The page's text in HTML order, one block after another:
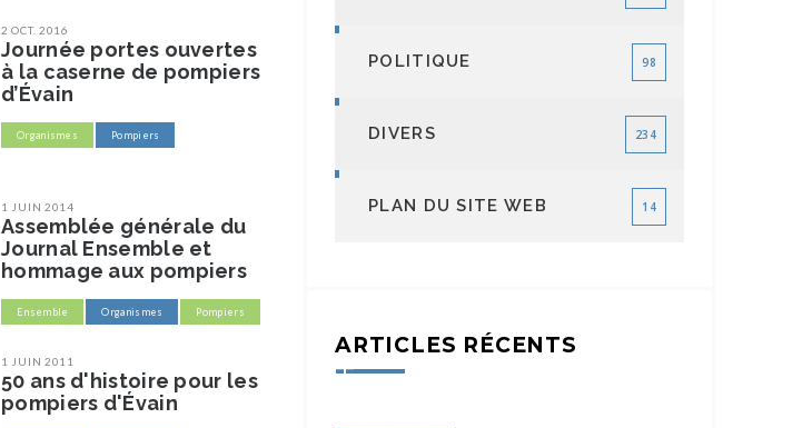
2 OCT. 2016
Journée portes ouvertes
à la caserne de pompiers
d’Évain
Organismes Pompiers
1 JUIN 2014
Assemblée générale du
Journal Ensemble et
hommage aux pompiers
Ensemble Organismes Pompiers
1 JUIN 2011
50 ans d'histoire pour les
pompiers d'Évain
POLITIQUE 98
DIVERS 234
PLAN DU SITE WEB 14
ARTICLES RÉCENTS